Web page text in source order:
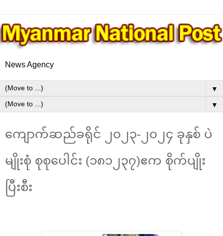
News Agency
▼
▼
ကျောက်ဆည်ခရိုင် ၂၀၂၃-၂၀၂၄ ခုနှစ် ပဲ
မျိုးစုံ စုစုပေါင်း (၁၈၁၂၃၇)ဧက စိုက်ပျိုး
ပြီးစီး